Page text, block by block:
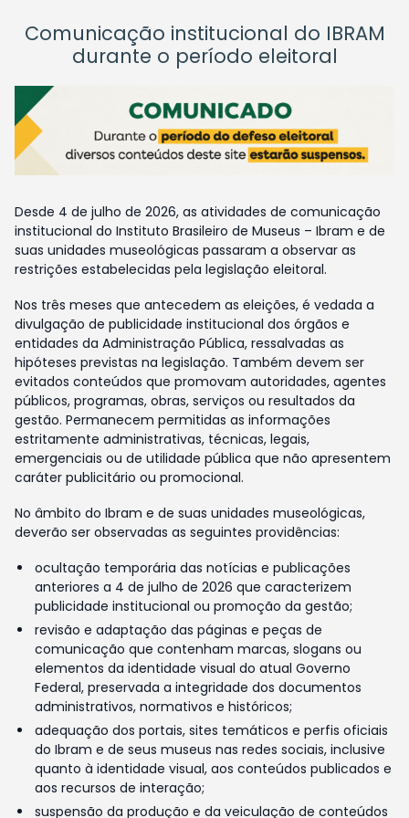
Comunicação institucional do IBRAM
durante o período eleitoral
Desde 4 de julho de 2026, as atividades de comunicação
institucional do Instituto Brasileiro de Museus – Ibram e de
suas unidades museológicas passaram a observar as
restrições estabelecidas pela legislação eleitoral.
Nos três meses que antecedem as eleições, é vedada a
divulgação de publicidade institucional dos órgãos e
entidades da Administração Pública, ressalvadas as
hipóteses previstas na legislação. Também devem ser
evitados conteúdos que promovam autoridades, agentes
públicos, programas, obras, serviços ou resultados da
gestão. Permanecem permitidas as informações
estritamente administrativas, técnicas, legais,
emergenciais ou de utilidade pública que não apresentem
caráter publicitário ou promocional.
No âmbito do Ibram e de suas unidades museológicas,
deverão ser observadas as seguintes providências:
ocultação temporária das notícias e publicações
anteriores a 4 de julho de 2026 que caracterizem
publicidade institucional ou promoção da gestão;
revisão e adaptação das páginas e peças de
comunicação que contenham marcas, slogans ou
elementos da identidade visual do atual Governo
Federal, preservada a integridade dos documentos
administrativos, normativos e históricos;
adequação dos portais, sites temáticos e perfis oficiais
do Ibram e de seus museus nas redes sociais, inclusive
quanto à identidade visual, aos conteúdos publicados e
aos recursos de interação;
suspensão da produção e da veiculação de conteúdos